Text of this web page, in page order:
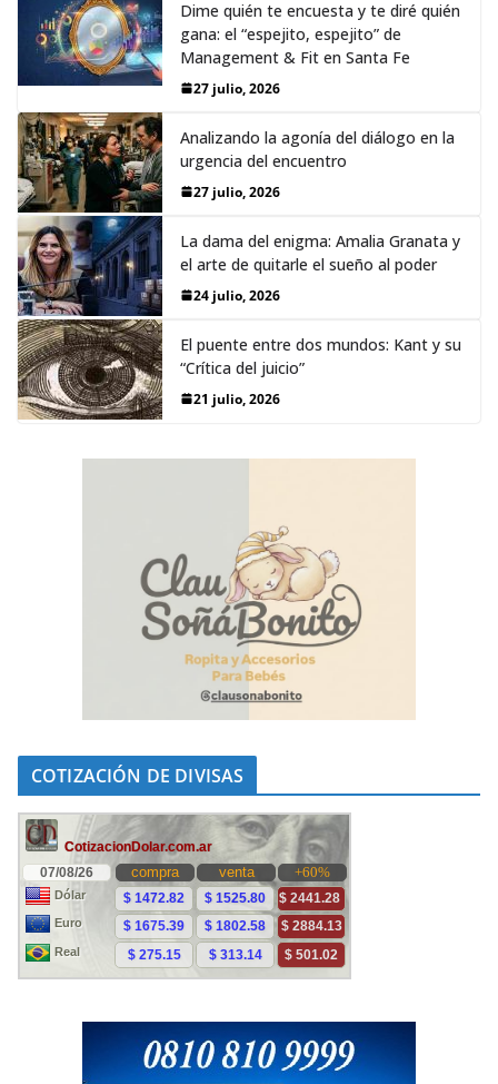
Dime quién te encuesta y te diré quién
gana: el “espejito, espejito” de
Management & Fit en Santa Fe
27 julio, 2026
Analizando la agonía del diálogo en la
urgencia del encuentro
27 julio, 2026
La dama del enigma: Amalia Granata y
el arte de quitarle el sueño al poder
24 julio, 2026
El puente entre dos mundos: Kant y su
“Crítica del juicio”
21 julio, 2026
COTIZACIÓN DE DIVISAS